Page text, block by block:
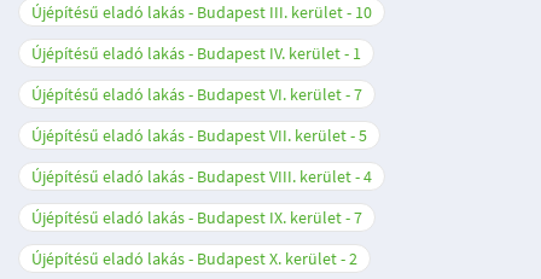
Újépítésű eladó lakás - Budapest III. kerület
10
Újépítésű eladó lakás - Budapest IV. kerület
1
Újépítésű eladó lakás - Budapest VI. kerület 7
Újépítésű eladó lakás - Budapest VII. kerület 5
Újépítésű eladó lakás - Budapest VIII. kerület 4
Újépítésű eladó lakás - Budapest IX. kerület 7
Újépítésű eladó lakás - Budapest X. kerület 2